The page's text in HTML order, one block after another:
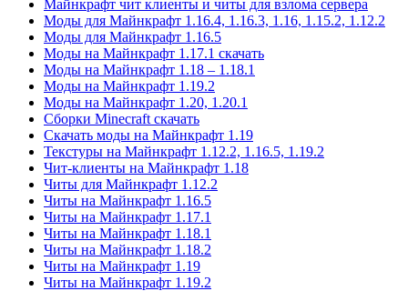
Майнкрафт чит клиенты и читы для взлома сервера
Моды для Майнкрафт 1.16.4, 1.16.3, 1.16, 1.15.2, 1.12.2
Моды для Майнкрафт 1.16.5
Моды на Майнкрафт 1.17.1 скачать
Моды на Майнкрафт 1.18 – 1.18.1
Моды на Майнкрафт 1.19.2
Моды на Майнкрафт 1.20, 1.20.1
Сборки Minecraft скачать
Скачать моды на Майнкрафт 1.19
Текстуры на Майнкрафт 1.12.2, 1.16.5, 1.19.2
Чит-клиенты на Майнкрафт 1.18
Читы для Майнкрафт 1.12.2
Читы на Майнкрафт 1.16.5
Читы на Майнкрафт 1.17.1
Читы на Майнкрафт 1.18.1
Читы на Майнкрафт 1.18.2
Читы на Майнкрафт 1.19
Читы на Майнкрафт 1.19.2